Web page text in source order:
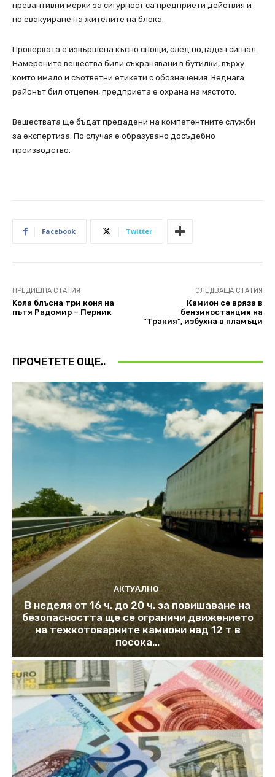
превантивни мерки за сигурност са предприети действия и
по евакуиране на жителите на блока.
Проверката е извършена късно снощи, след подаден сигнал.
Намерените вещества били съхранявани в бутилки, върху
които имало и съответни етикети с обозначения. Веднага
районът бил отцепен, предприета е охрана на мястото.
Веществата ще бъдат предадени на компетентните служби
за експертиза. По случая е образувано досъдебно
производство.
Facebook Twitter
ПРЕДИШНА СТАТИЯ
Koла блъсна три коня на
пътя Радомир – Перник
СЛЕДВАЩА СТАТИЯ
Камион се вряза в
бензиностанция на
“Тракия”, избухна в пламъци
ПРОЧЕТЕТЕ ОЩЕ..
АКТУАЛНО
В неделя от 16 ч. до 20 ч. за повишаване на
безопасността ще се ограничи движението
на тежкотоварните камиони над 12 т в
посока...